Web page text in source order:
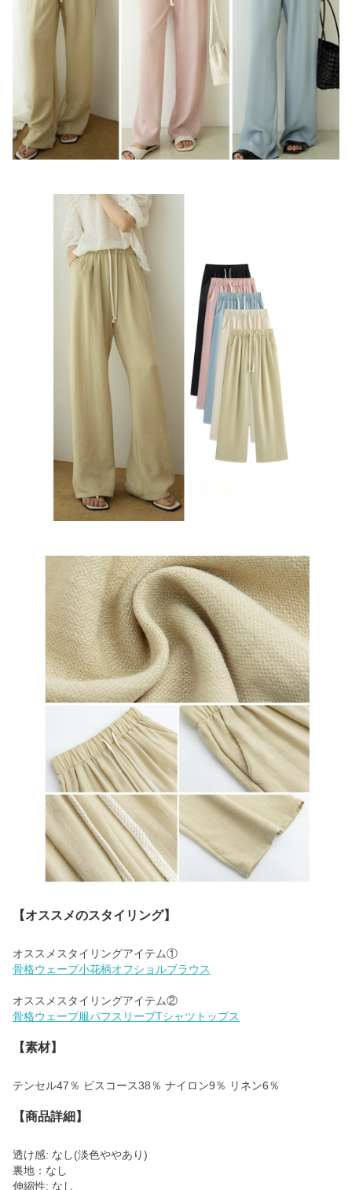
【オススメのスタイリング】
骨格ウェーブ小花柄オフショルブラウス
骨格ウェーブ服パフスリーブTシャツトップス
【素材】
テンセル47％ ビスコース38％ ナイロン9％ リネン6％
【商品詳細】
透け感: なし(淡色ややあり)
裏地：なし
伸縮性: なし